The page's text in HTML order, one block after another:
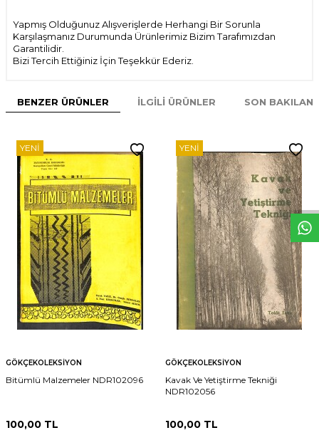
WhtsppDeseHatt
Yapmış Olduğunuz Alışverişlerde Herhangi Bir Sorunla
Karşılaşmanız Durumunda Ürünlerimiz Bizim Tarafımızdan
Garantilidir.
Bizi Tercih Ettiğiniz İçin Teşekkür Ederiz.
BENZER ÜRÜNLER İLGILI ÜRÜNLER SON
YENI
GÖKÇEKOLEKSIYON
Bitümlü Malzemeler NDR102096
100,00 TL
YENI
GÖKÇEKOLEKSIYON
Kavak Ve Yetiştirme Tekniği
NDR102056
100,00TL